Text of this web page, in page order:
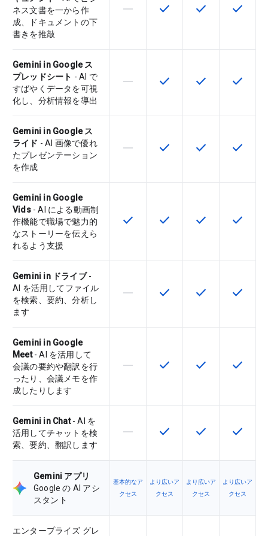
ネス文書を一から作
成、ドキュメントの下
書きを推敲
この機能は該当の SKU でサポー
horizontal_rule この機能は該当の SKU
check この機能は該当
check この機
check
Gemini in Google ス
プレッドシート - AI で
すばやくデータを可視
化し、分析情報を導出
この機能は該当の SKU でサポー
horizontal_rule この機能は該当の SKU
check この機能は該当
check この機
check
Gemini in Google ス
ライド - AI 画像で優れ
たプレゼンテーション
を作成
この機能は該当の SKU でサポー
horizontal_rule この機能は該当の SKU
check この機能は該当
check この機
check
Gemini in Google
Vids- AI による動画制
作機能で職場で魅力的
なストーリーを伝えら
れるよう支援
この機能は該当の SKU で利用で
check この機能は該当の SKU
check この機能は該当
check この機
check
Gemini in ドライブ-
AI を活用してファイル
を検索、要約、分析し
ます
この機能は該当の SKU でサポー
horizontal_rule この機能は該当の SKU
check この機能は該当
check この機
check
Gemini in Google
Meet- AI を活用して
会議の要約や翻訳を行
ったり、会議メモを作
成したりします
この機能は該当の SKU でサポー
horizontal_rule この機能は該当の SKU
check この機能は該当
check この機
check
Gemini in Chat- AI を
活用してチャットを検
索、要約、翻訳します
この機能は該当の SKU でサポー
horizontal_rule この機能は該当の SKU
check この機能は該当
check この機
check
Gemini アプリ
Google の AI アシ
スタント
基本的なア
クセス
より広いア
クセス
より広いア
クセス
より広いア
クセス
エンタープライズ グレ